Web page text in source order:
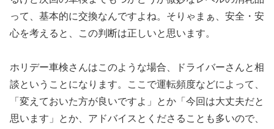
って、基本的に交換なんですよね。そりゃまぁ、安全・安
心を考えると、この判断は正しいと思います。
ホリデー車検さんはこのような場合、ドライバーさんと相
談ということになります。ここで運転頻度などによって、
「変えておいた方が良いですよ」とか「今回は大丈夫だと
思います」とか、アドバイスとくださることも多いので、